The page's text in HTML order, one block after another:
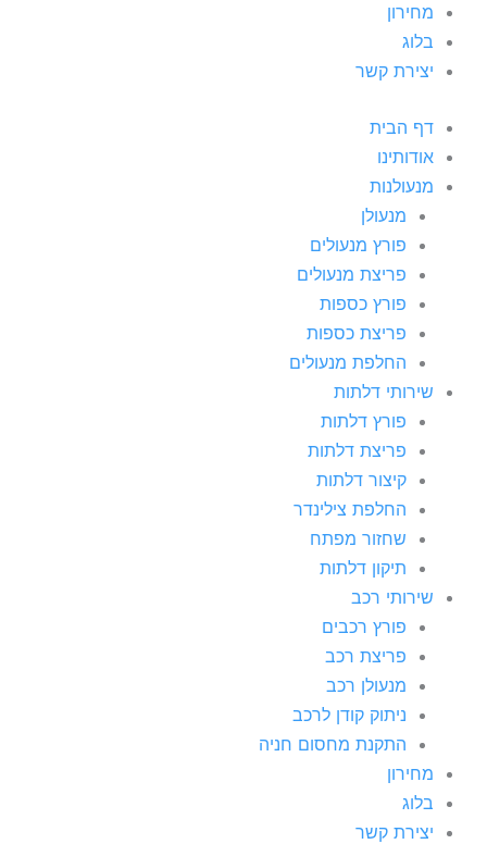
מחירון
בלוג
יצירת קשר
דף הבית
אודותינו
מנעולנות
מנעולן
פורץ מנעולים
פריצת מנעולים
פורץ כספות
פריצת כספות
החלפת מנעולים
שירותי דלתות
פורץ דלתות
פריצת דלתות
קיצור דלתות
החלפת צילינדר
שחזור מפתח
תיקון דלתות
שירותי רכב
פורץ רכבים
פריצת רכב
מנעולן רכב
ניתוק קודן לרכב
התקנת מחסום חניה
מחירון
בלוג
יצירת קשר